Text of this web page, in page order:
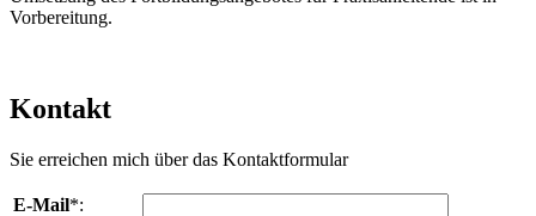
Vorbereitung.
Kontakt
Sie erreichen mich über das Kontaktformular
E-Mail*: